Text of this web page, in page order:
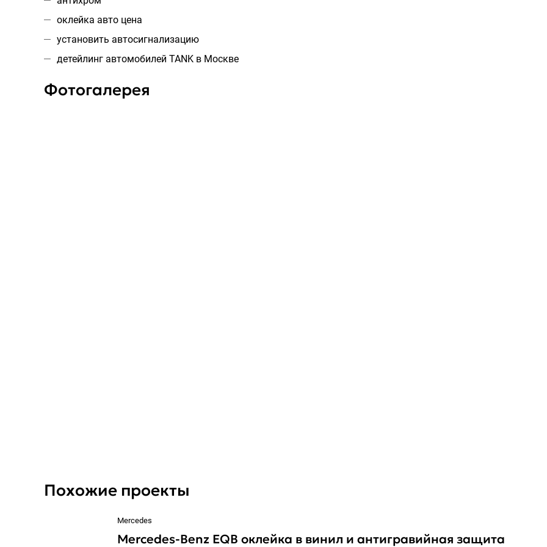
оклейка авто цена
установить автосигнализацию
детейлинг автомобилей TANK в Москве
Фотогалерея
Похожие проекты
Mercedes
Mercedes-Benz EQB оклейка в винил и антигравийная защита